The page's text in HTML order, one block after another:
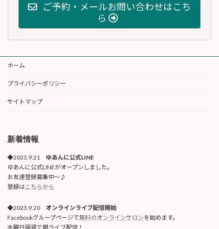
ご予約・メールお問い合わせはこち
ら
ホーム
プライバシーポリシー
サイトマップ
新着情報
◆2023.9.21 ゆあんに公式LINE
ゆあんに公式LINEがオープンしました。
お友達登録募集中〜♪
登録はこちらから
◆2023.9.20 オンラインライブ配信開始
Facebookグループページで無料のオンラインサロンを始めます。
木曜日隔週で朝ライブ配信！